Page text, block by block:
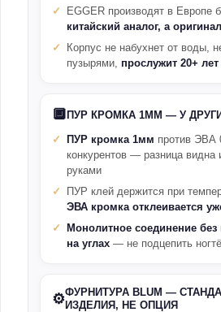
EGGER производят в Европе
китайский аналог, а оригинал
Корпус не набухнет от воды,
пузырями, прослужит 20+ лет
🔲ПУР КРОМКА 1ММ — У
ПУР кромка 1мм против ЭВА
конкурентов — разница
руками
ПУР клей держится при
ЭВА кромка отклеивается
Монолитное соединение
на углах — не подцепить
⚙️ФУРНИТУРА BLUM —
ИЗДЕЛИЯ, НЕ ОПЦИЯ